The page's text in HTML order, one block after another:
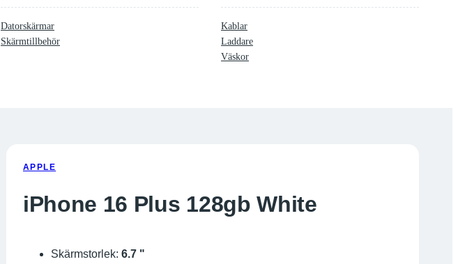
Datorskärmar
Skärmtillbehör
Kablar
Laddare
Väskor
APPLE
iPhone 16 Plus 128gb White
Skärmstorlek: 6.7 "